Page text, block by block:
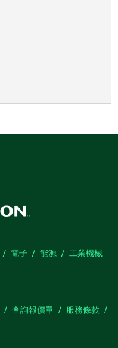
電子 能源
工業機械
查詢報價單
服務條款